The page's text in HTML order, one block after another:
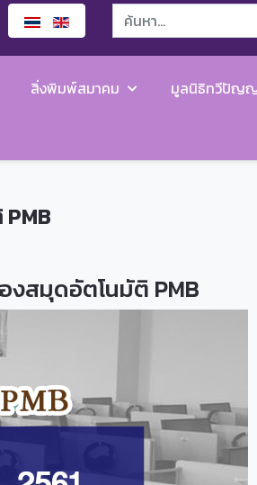
สิ่งพิมพ์สมาคม
มูลนิธิทวีปัญ
งสมุดอัตโนมัติ PMB